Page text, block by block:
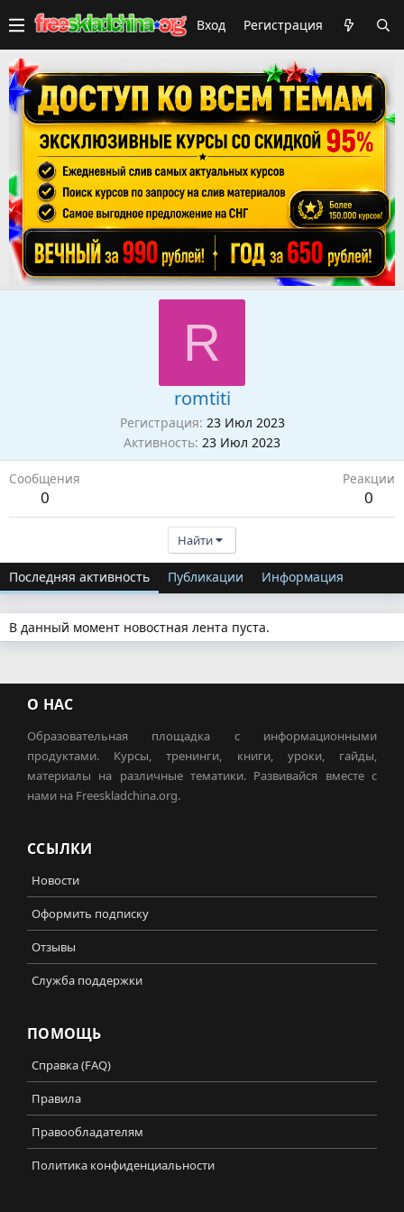
Вход Регистрация
R
romtiti
Регистрация 23 Июл 2023
Активность 23 Июл 2023
Сообщения
0
Реакции
0
Найти
Последняя активность Публикации Информация
В данный момент новостная лента пуста.
О НАС
Образовательная площадка с информационными
продуктами. Курсы, тренинги, книги, уроки, гайды,
материалы на различные тематики. Развивайся вместе с
нами на Freeskladchina.org.
ССЫЛКИ
Новости
Оформить подписку
Отзывы
Служба поддержки
ПОМОЩЬ
Справка (FAQ)
Правила
Правообладателям
Политика конфиденциальности